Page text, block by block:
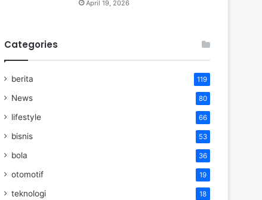
April 19, 2026
Categories
berita 119
News 80
lifestyle 66
bisnis 53
bola 36
otomotif 19
teknologi 18